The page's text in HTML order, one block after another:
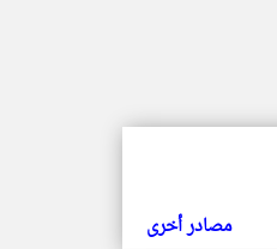
مصادر أخرى